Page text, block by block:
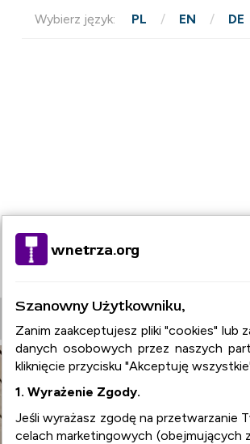
wnetrza.org
Szanowny Użytkowniku,
Zanim zaakceptujesz pliki "cookies" lub
danych osobowych przez naszych
kliknięcie przycisku "Akceptuję
1. Wyrażenie Zgody.
Jeśli wyrażasz zgodę na przetwarzanie
celach marketingowych
Wybierz język: PL EN DE
STRONA GŁÓWNA